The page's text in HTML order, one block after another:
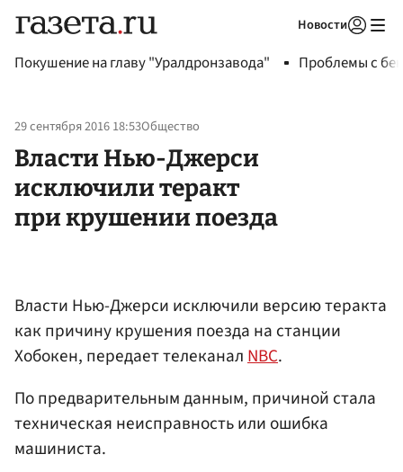
Новости
Покушение на главу "Уралдронзавода" Проблемы с
29 сентября 2016 18:53Общество
Власти Нью-Джерси
исключили теракт
при крушении поезда
Власти Нью-Джерси исключили версию теракта
как причину крушения поезда на станции
Хобокен, передает телеканалNBC.
По предварительным данным, причиной стала
техническая неисправность или ошибка
машиниста.